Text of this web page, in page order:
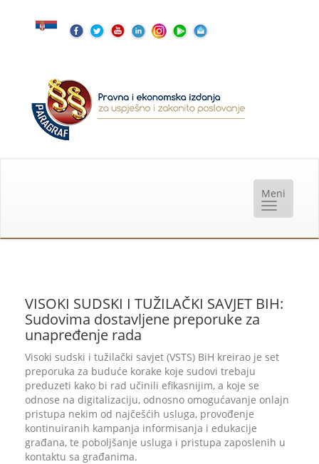
VISOKI SUDSKI I TUŽILAČKI SAVJET BIH:
Sudovima dostavljene preporuke za
unapređenje rada
Visoki sudski i tužilački savjet (VSTS) BiH kreirao je set
preporuka za buduće korake koje sudovi trebaju
preduzeti kako bi rad učinili efikasnijim, a koje se
odnose na digitalizaciju, odnosno omogućavanje onlajn
pristupa nekim od najčešćih usluga, provođenje
kontinuiranih kampanja informisanja i edukacije
građana, te poboljšanje usluga i pristupa zaposlenih u
kontaktu sa građanima.